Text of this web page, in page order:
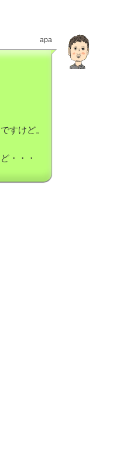
apa
すけど。
・・・